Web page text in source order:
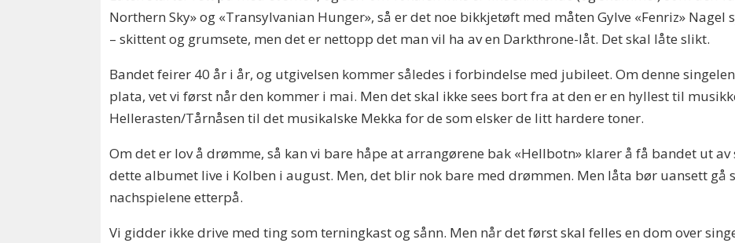
Northern Sky» og «Transylvanian Hunger», så er det noe bikkjetøft med måten Gylve «Fenriz»
– skittent og grumsete, men det er nettopp det man vil ha av en Darkthrone-låt. Det skal låte slikt.
Bandet feirer 40 år i år, og utgivelsen kommer således i forbindelse med jubileet. Om denne
plata, vet vi først når den kommer i mai. Men det skal ikke sees bort fra at den er en hyllest til
Hellerasten/Tårnåsen til det musikalske Mekka for de som elsker de litt hardere toner.
Om det er lov å drømme, så kan vi bare håpe at arrangørene bak «Hellbotn» klarer å få bandet ut
dette albumet live i Kolben i august. Men, det blir nok bare med drømmen. Men låta bør uansett gå
nachspielene etterpå.
Vi gidder ikke drive med ting som terningkast og sånn. Men når det først skal felles en dom over